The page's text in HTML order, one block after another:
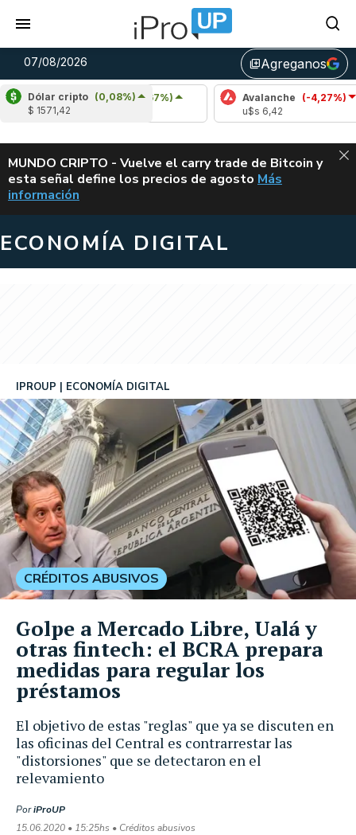
07/08/2026 library_addAgreganos
Dólar cripto (0,08%)
$ 1571,42
Cardano (6,67%)
u$s 0,20
Avalanche (-4,27%)
ALERTA
MUNDO CRIPTO - Vuelve el carry trade de Bitcoin y
esta señal define los precios de agosto VUELVE EL
Más
información
ECONOMÍA DIGITAL
El objetivo de estas "reglas" que ya se discuten en
las oficinas del Central es contrarrestar las
"distorsiones" que se detectaron en el
relevamiento
IPROUP ECONOMÍA DIGITAL
PoriProUP
15.06.2020 • 15:25hs • Créditos abusivos
CRÉDITOS ABUSIVOS
Golpe a Mercado Libre, Ualá y
otras fintech: el BCRA prepara
medidas para regular los
préstamos